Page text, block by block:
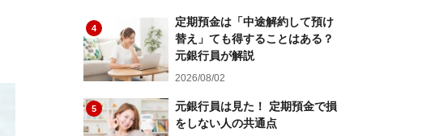
4
定期預金は「中途解約して預け
替え」ても得することはある？
元銀行員が解説
2026/08/02
5
元銀行員は見た！ 定期預金で損
をしない人の共通点